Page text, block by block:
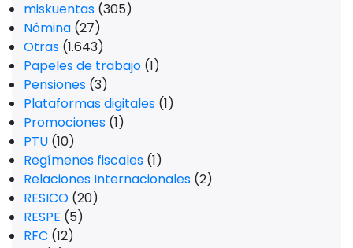
miskuentas (305)
Nómina (27)
Otras (1.643)
Papeles de trabajo (1)
Pensiones (3)
Plataformas digitales (1)
Promociones (1)
PTU (10)
Regímenes fiscales (1)
Relaciones Internacionales (2)
RESICO (20)
RESPE (5)
RFC (12)